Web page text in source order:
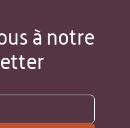
à notre